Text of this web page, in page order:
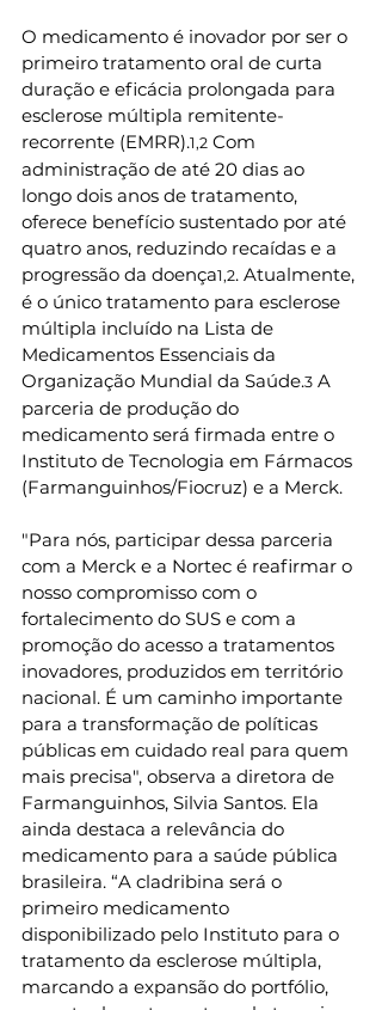
O medicamento é inovador por ser o
primeiro tratamento oral de curta
duração e eficácia prolongada para
esclerose múltipla remitente-
recorrente (EMRR).1,2 Com
administração de até 20 dias ao
longo dois anos de tratamento,
oferece benefício sustentado por até
quatro anos, reduzindo recaídas e a
progressão da doença1,2. Atualmente,
é o único tratamento para esclerose
múltipla incluído na Lista de
Medicamentos Essenciais da
Organização Mundial da Saúde.3 A
parceria de produção do
medicamento será firmada entre o
Instituto de Tecnologia em Fármacos
(Farmanguinhos/Fiocruz) e a Merck.
"Para nós, participar dessa parceria
com a Merck e a Nortec é reafirmar o
nosso compromisso com o
fortalecimento do SUS e com a
promoção do acesso a tratamentos
inovadores, produzidos em território
nacional. É um caminho importante
para a transformação de políticas
públicas em cuidado real para quem
mais precisa", observa a diretora de
Farmanguinhos, Silvia Santos. Ela
ainda destaca a relevância do
medicamento para a saúde pública
brasileira. “A cladribina será o
primeiro medicamento
disponibilizado pelo Instituto para o
tratamento da esclerose múltipla,
marcando a expansão do portfólio,